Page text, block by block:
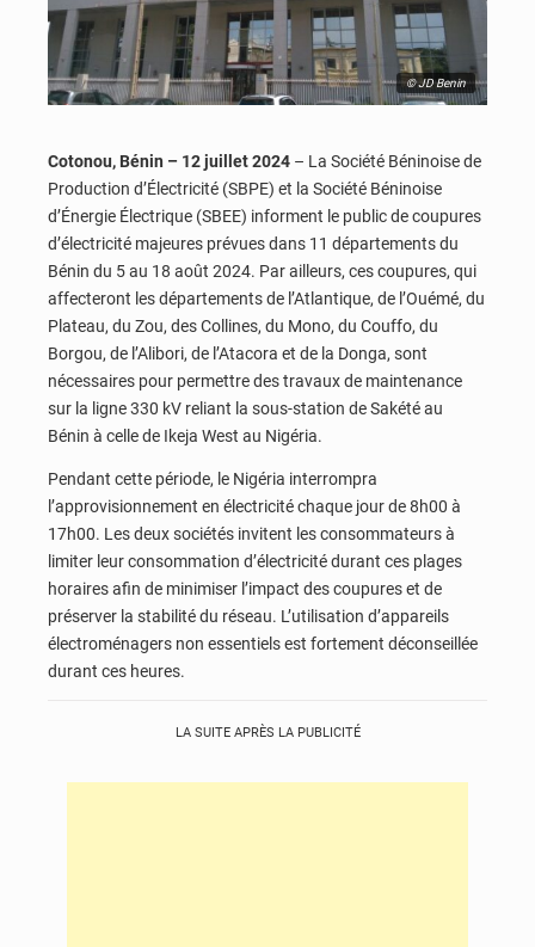
© JD Benin
Cotonou, Bénin – 12 juillet 2024 – La Société Béninoise de
Production d’Électricité (SBPE) et la Société Béninoise
d’Énergie Électrique (SBEE) informent le public de coupures
d’électricité majeures prévues dans 11 départements du
Bénin du 5 au 18 août 2024. Par ailleurs, ces coupures, qui
affecteront les départements de l’Atlantique, de l’Ouémé, du
Plateau, du Zou, des Collines, du Mono, du Couffo, du
Borgou, de l’Alibori, de l’Atacora et de la Donga, sont
nécessaires pour permettre des travaux de maintenance
sur la ligne 330 kV reliant la sous-station de Sakété au
Bénin à celle de Ikeja West au Nigéria.
Pendant cette période, le Nigéria interrompra
l’approvisionnement en électricité chaque jour de 8h00 à
17h00. Les deux sociétés invitent les consommateurs à
limiter leur consommation d’électricité durant ces plages
horaires afin de minimiser l’impact des coupures et de
préserver la stabilité du réseau. L’utilisation d’appareils
électroménagers non essentiels est fortement déconseillée
durant ces heures.
LA SUITE APRÈS LA PUBLICITÉ